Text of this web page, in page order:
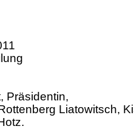
Präsidentin,
Liatowitsch,